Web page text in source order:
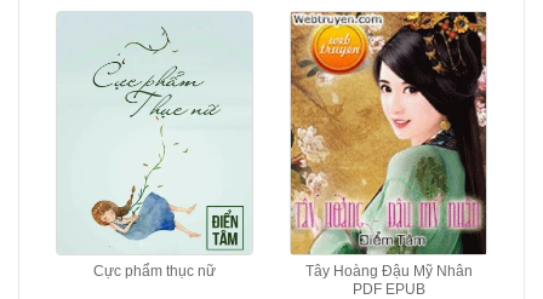
Cực phẩm thục nữ
Tây Hoàng Đậu Mỹ Nhân
PDF EPUB